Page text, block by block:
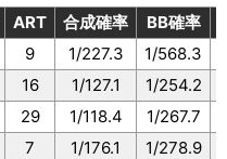
ART 合成確率 BB確率
9 1/227.3
1/568.3
16 1/127.1
1/254.2
29 1/118.4
1/267.7
7 1/176.1
1/278.9